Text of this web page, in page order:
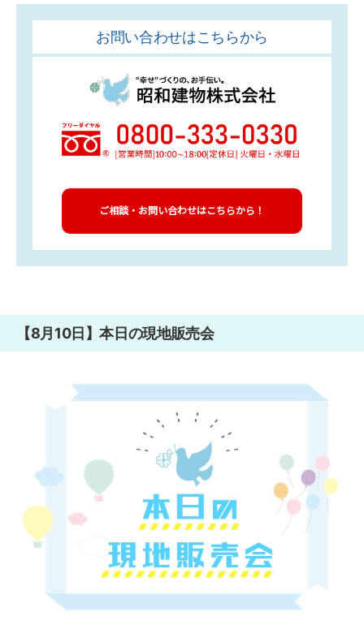
お問い合わせはこちらから
ご相談・お問い合わせはこちらから！
【8月10日】本日の現地販売会